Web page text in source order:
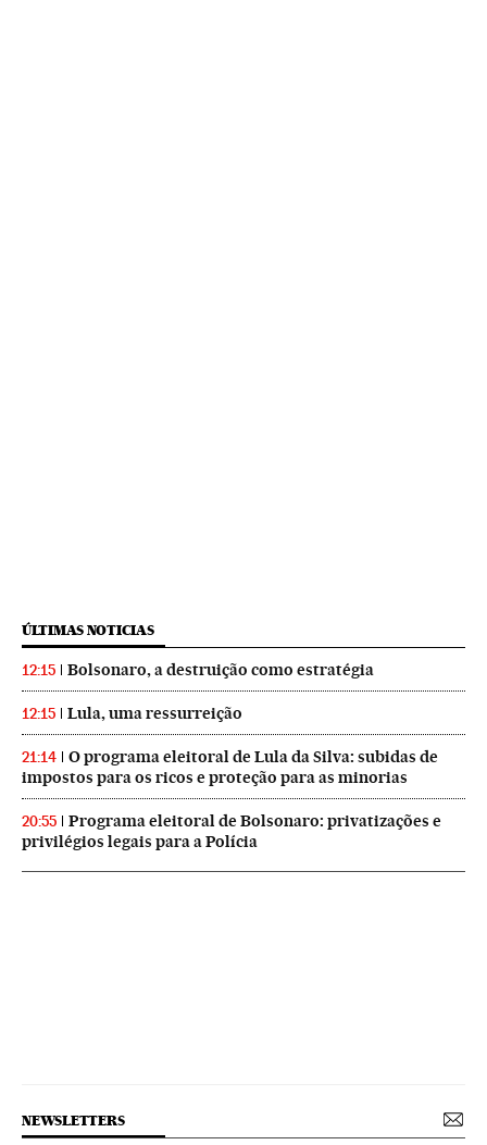
ÚLTIMAS NOTICIAS
12:15 Bolsonaro, a destruição como estratégia
12:15 Lula, uma ressurreição
21:14
O programa eleitoral de Lula da Silva: subidas de
impostos para os ricos e proteção para as minorias
20:55
Programa eleitoral de Bolsonaro: privatizações e
privilégios legais para a Polícia
NEWSLETTERS